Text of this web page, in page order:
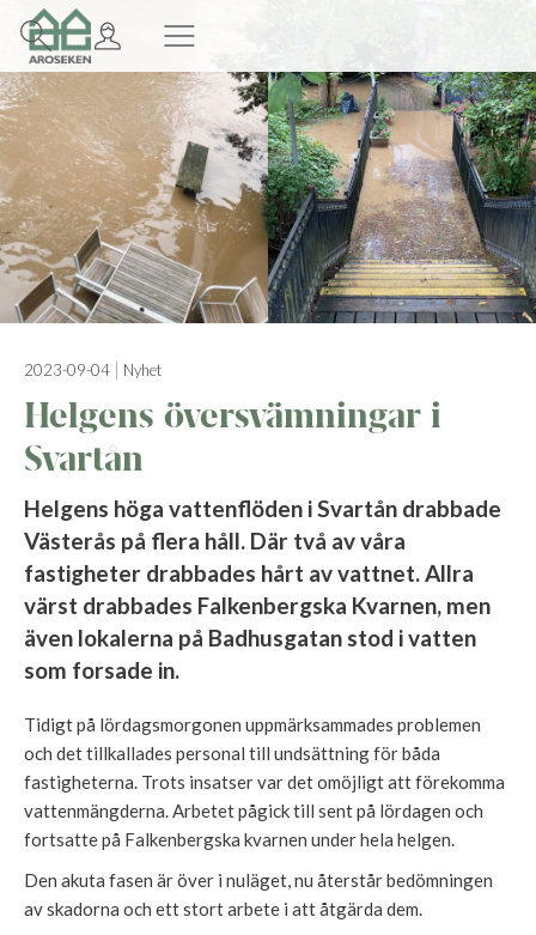
2023-09-04 Nyhet
Helgens översvämningar i
Svartån
Helgens höga vattenflöden i Svartån drabbade
Västerås på flera håll. Där två av våra
fastigheter drabbades hårt av vattnet. Allra
värst drabbades Falkenbergska Kvarnen, men
även lokalerna på Badhusgatan stod i vatten
som forsade in.
Tidigt på lördagsmorgonen uppmärksammades problemen
och det tillkallades personal till undsättning för båda
fastigheterna. Trots insatser var det omöjligt att förekomma
vattenmängderna. Arbetet pågick till sent på lördagen och
fortsatte på Falkenbergska kvarnen under hela helgen.
Den akuta fasen är över i nuläget, nu återstår bedömningen
av skadorna och ett stort arbete i att åtgärda dem.